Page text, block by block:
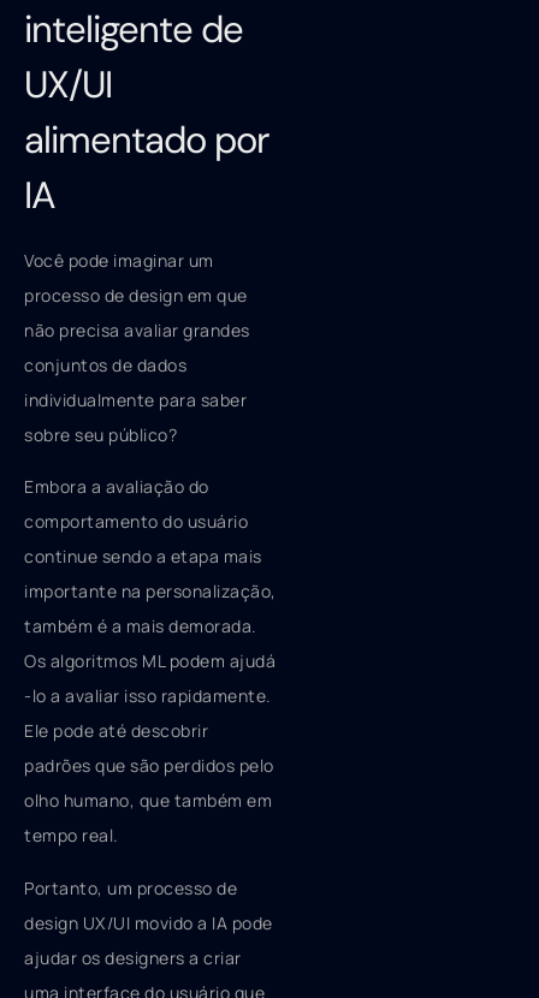
inteligente de
UX/UI
alimentado por
IA
Você pode imaginar um
processo de design em que
não precisa avaliar grandes
conjuntos de dados
individualmente para saber
sobre seu público?
Embora a avaliação do
comportamento do usuário
continue sendo a etapa mais
importante na personalização,
também é a mais demorada.
Os algoritmos ML podem ajudá
-lo a avaliar isso rapidamente.
Ele pode até descobrir
padrões que são perdidos pelo
olho humano, que também em
tempo real.
Portanto, um processo de
design UX/UI movido a IA pode
ajudar os designers a criar
uma interface do usuário que